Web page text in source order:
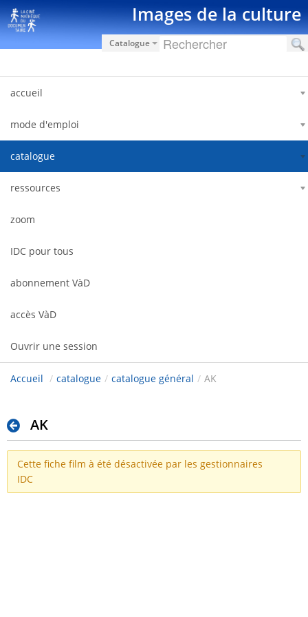
Saut au contenu Images de la culture
Catalogue
accueil
mode d'emploi
catalogue
ressources
zoom
IDC pour tous
abonnement VàD
accès VàD
Ouvrir une session
Accueil / catalogue / catalogue général / AK
AK
Cette fiche film à été désactivée par les gestionnaires
IDC